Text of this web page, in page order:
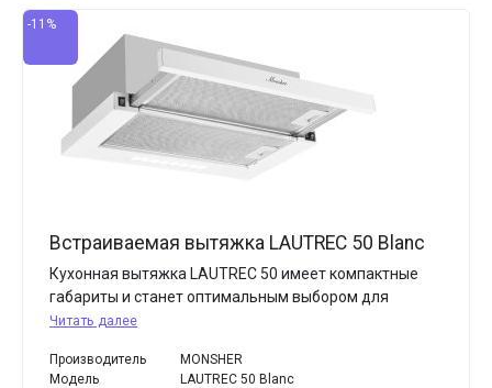
-11%
Встраиваемая вытяжка LAUTREC 50 Blanc
Кухонная вытяжка LAUTREC 50 имеет компактные
габариты и станет оптимальным выбором для
Читать далее
Производитель
MONSHER
Модель
LAUTREC 50 Blanc